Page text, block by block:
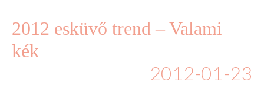
2012 esküvő trend – Valami
kék
2012-01-23